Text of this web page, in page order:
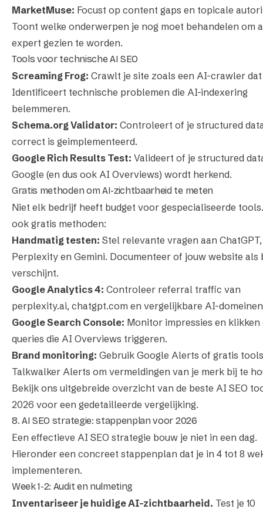
MarketMuse: Focust op content gaps en topicale
Toont welke onderwerpen je nog moet behandelen om
expert gezien te worden.
Tools voor technische AI SEO
Screaming Frog: Crawlt je site zoals een AI-crawler
Identificeert technische problemen die AI-indexering
belemmeren.
Schema.org Validator: Controleert of je structured
correct is geimplementeerd.
Google Rich Results Test: Valideert of je structured
Google (en dus ook AI Overviews) wordt herkend.
Gratis methoden om AI-zichtbaarheid te meten
Niet elk bedrijf heeft budget voor gespecialiseerde
ook gratis methoden:
Handmatig testen: Stel relevante vragen aan ChatGPT,
Perplexity en Gemini. Documenteer of jouw website als
verschijnt.
Google Analytics 4: Controleer referral traffic van
perplexity.ai, chatgpt.com en vergelijkbare AI-
Google Search Console: Monitor impressies en klikken
queries die AI Overviews triggeren.
Brand monitoring: Gebruik Google Alerts of gratis
Talkwalker Alerts om vermeldingen van je merk bij te
Bekijk ons uitgebreide overzicht van de beste AI SEO
2026 voor een gedetailleerde vergelijking.
8. AI SEO strategie: stappenplan voor 2026
Een effectieve AI SEO strategie bouw je niet in een dag.
Hieronder een concreet stappenplan dat je in 4 tot 8
implementeren.
Week 1-2: Audit en nulmeting
Inventariseer je huidige AI-zichtbaarheid. Test je 10